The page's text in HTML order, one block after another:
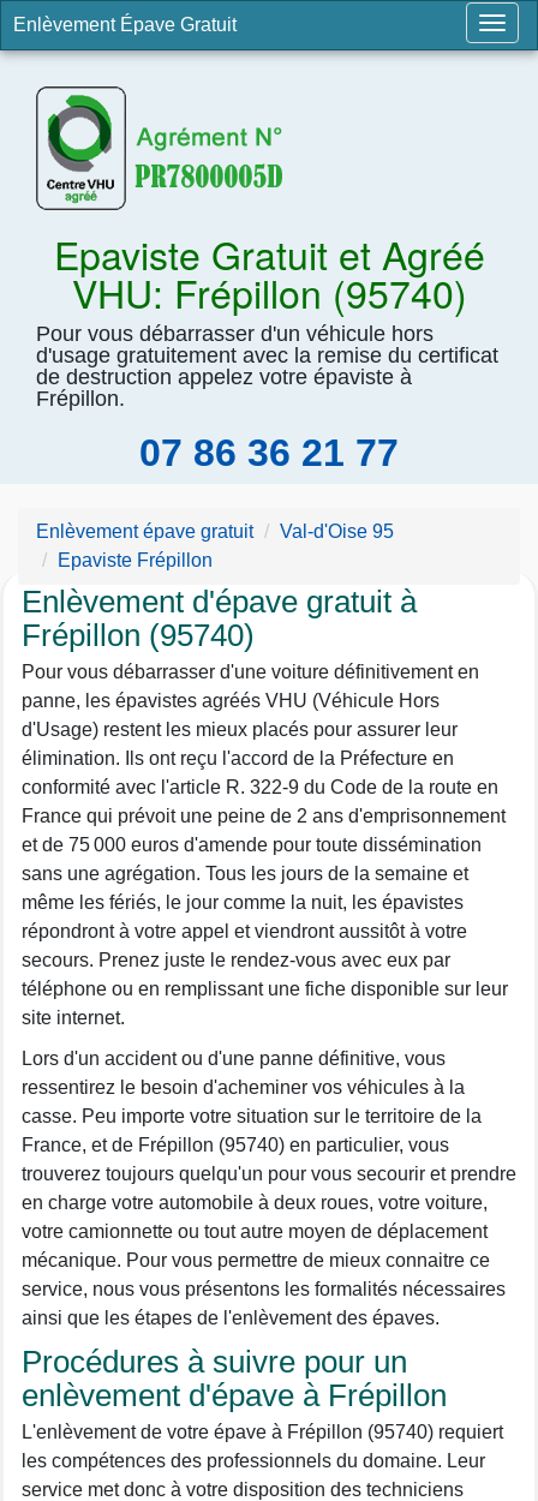
Enlèvement Épave Gratuit
Epaviste Gratuit et Agréé
VHU: Frépillon (95740)
Pour vous débarrasser d'un véhicule hors
d'usage gratuitement avec la remise du certificat
de destruction appelez votre épaviste à
Frépillon.
07 86 36 21 77
Enlèvement épave gratuit
Val-d'Oise 95
Epaviste Frépillon
Enlèvement d'épave gratuit à
Frépillon (95740)
Pour vous débarrasser d'une voiture définitivement en
panne, les épavistes agréés VHU (Véhicule Hors
d'Usage) restent les mieux placés pour assurer leur
élimination. Ils ont reçu l'accord de la Préfecture en
conformité avec l'article R. 322-9 du Code de la route en
France qui prévoit une peine de 2 ans d'emprisonnement
et de 75 000 euros d'amende pour toute dissémination
sans une agrégation. Tous les jours de la semaine et
même les fériés, le jour comme la nuit, les épavistes
répondront à votre appel et viendront aussitôt à votre
secours. Prenez juste le rendez-vous avec eux par
téléphone ou en remplissant une fiche disponible sur leur
site internet.
Lors d'un accident ou d'une panne définitive, vous
ressentirez le besoin d'acheminer vos véhicules à la
casse. Peu importe votre situation sur le territoire de la
France, et de Frépillon (95740) en particulier, vous
trouverez toujours quelqu'un pour vous secourir et prendre
en charge votre automobile à deux roues, votre voiture,
votre camionnette ou tout autre moyen de déplacement
mécanique. Pour vous permettre de mieux connaitre ce
service, nous vous présentons les formalités nécessaires
ainsi que les étapes de l'enlèvement des épaves.
Procédures à suivre pour un
enlèvement d'épave à Frépillon
L'enlèvement de votre épave à Frépillon (95740) requiert
les compétences des professionnels du domaine. Leur
service met donc à votre disposition des techniciens